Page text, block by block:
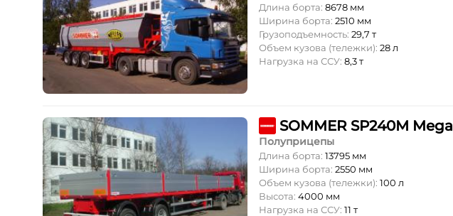
Длина борта: 8678 мм
Ширина борта: 2510 мм
Грузоподъемность: 29,7 т
Объем кузова (тележки): 28 л
Нагрузка на ССУ: 8,3 т
SOMMER SP240М Mega
Полуприцепы
Длина борта: 13795 мм
Ширина борта: 2550 мм
Объем кузова (тележки): 100 л
Высота: 4000 мм
Нагрузка на ССУ: 11 т